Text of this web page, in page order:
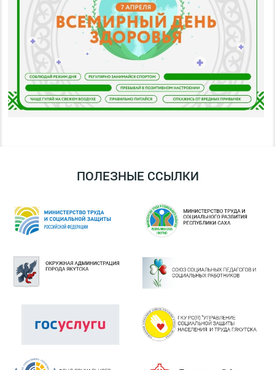
ПОЛЕЗНЫЕ ССЫЛКИ